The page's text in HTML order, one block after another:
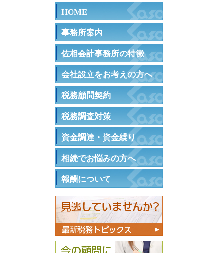
HOME
事務所案内
佐相会計事務所の特徴
会社設立をお考えの方へ
税務顧問契約
税務調査対策
資金調達・資金繰り
相続でお悩みの方へ
報酬について